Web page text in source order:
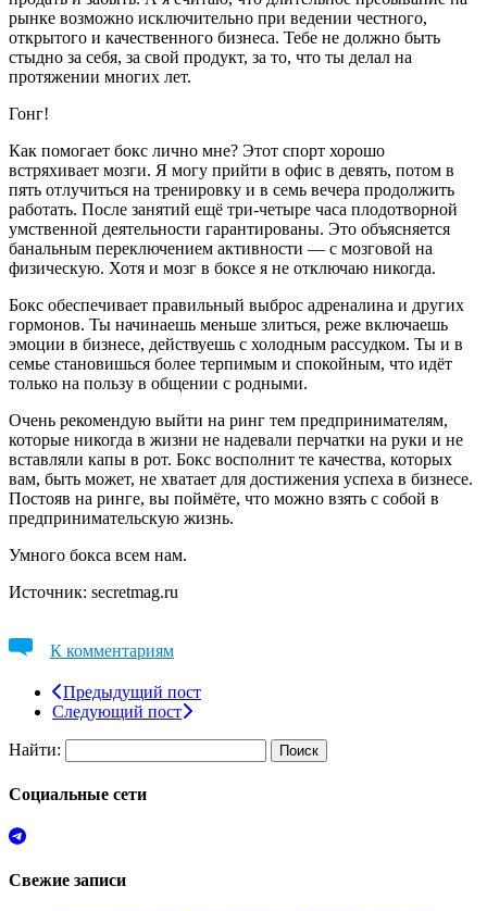
рынке возможно исключительно при ведении честного,
открытого и качественного бизнеса. Тебе не должно быть
стыдно за себя, за свой продукт, за то, что ты делал на
протяжении многих лет.
Гонг!
Как помогает бокс лично мне? Этот спорт хорошо
встряхивает мозги. Я могу прийти в офис в девять, потом в
пять отлучиться на тренировку и в семь вечера продолжить
работать. После занятий ещё три-четыре часа плодотворной
умственной деятельности гарантированы. Это объясняется
банальным переключением активности — с мозговой на
физическую. Хотя и мозг в боксе я не отключаю никогда.
Бокс обеспечивает правильный выброс адреналина и других
гормонов. Ты начинаешь меньше злиться, реже включаешь
эмоции в бизнесе, действуешь с холодным рассудком. Ты и в
семье становишься более терпимым и спокойным, что идёт
только на пользу в общении с родными.
Очень рекомендую выйти на ринг тем предпринимателям,
которые никогда в жизни не надевали перчатки на руки и не
вставляли капы в рот. Бокс восполнит те качества, которых
вам, быть может, не хватает для достижения успеха в бизнесе.
Постояв на ринге, вы поймёте, что можно взять с собой в
предпринимательскую жизнь.
Умного бокса всем нам.
Источник: secretmag.ru
К комментариям
Предыдущий пост
Следующий пост
Найти:
Социальные сети
Свежие записи